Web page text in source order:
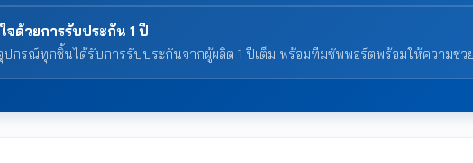
จด้วยการรับประกัน 1 ปี
ปกรณ์ทุกชิ้นได้รับการรับประกันจากผู้ผลิต 1 ปีเต็ม พร้อมทีมซัพพอร์ตพร้อมให้ความช่วย